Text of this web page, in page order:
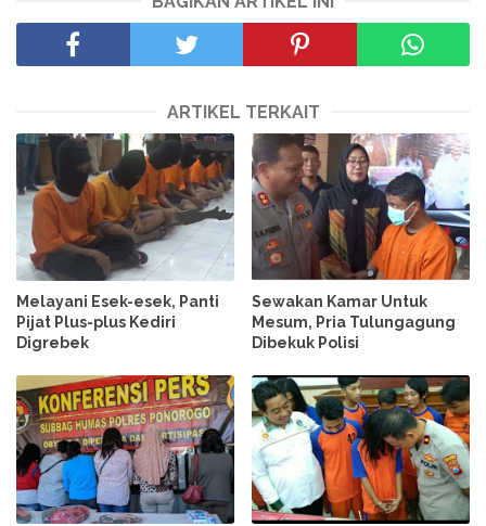
ARTIKEL TERKAIT
Melayani Esek-esek, Panti
Pijat Plus-plus Kediri
Digrebek
Sewakan Kamar Untuk
Mesum, Pria Tulungagung
Dibekuk Polisi